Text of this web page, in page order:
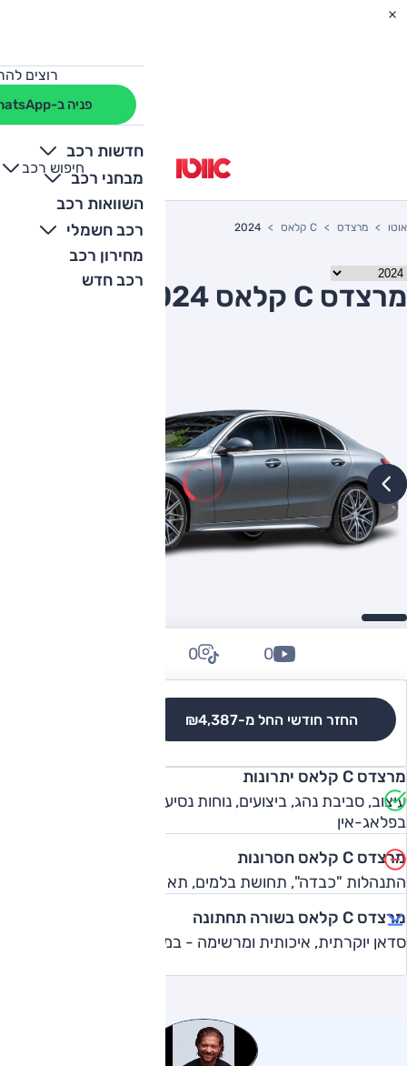
רוצים
פניה ב-WhatsApp
חדשות רכב
מבחני רכב
השוואות רכב
רכב חשמלי
מחירון רכב
רכב חדש
חיפוש רכב
+
-
אוטו מרצדס C קלאס 2024
מרצדס C קלאס 2024 יד שניה
החזר חודשי החל מ-₪4,387
0
0
מרצדס C קלאס יתרונות
עיצוב, סביבת נהג, ביצועים, נוחות נסיעה, טווח נסיעה חשמלי
בפלאג-אין
מרצדס C קלאס חסרונות
התנהלות "כבדה", תחושת בלמים, תא מטען בפלאג-אין, מחיר
מרצדס C קלאס בשורה תחתונה
סדאן יוקרתית, איכותית ומרשימה - במחיר גבוה מדי